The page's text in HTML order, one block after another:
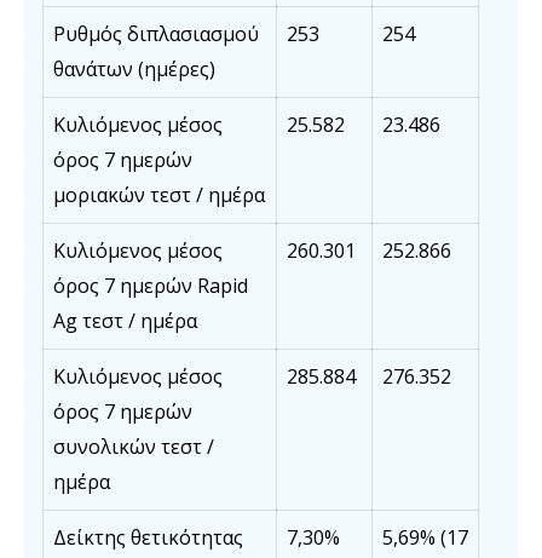
Ρυθμός διπλασιασμού
θανάτων (ημέρες)
253 254
Κυλιόμενος μέσος
όρος 7 ημερών
μοριακών τεστ / ημέρα
25.582 23.486
Κυλιόμενος μέσος
όρος 7 ημερών Rapid
Ag τεστ / ημέρα
260.301 252.866
Κυλιόμενος μέσος
όρος 7 ημερών
συνολικών τεστ /
ημέρα
285.884 276.352
Δείκτης θετικότητας
7,30%
5,69% (17